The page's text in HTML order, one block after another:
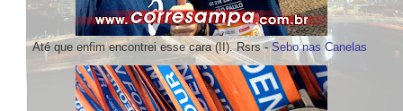
Até que enfim encontrei esse cara (II). Rsrs -Sebo nas Canelas